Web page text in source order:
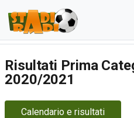
Risultati Prima
2020/2021
Calendario e risultati